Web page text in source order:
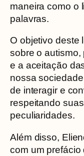
maneira como o
palavras.
O objetivo deste
sobre o
e a aceitação
nossa
de interagir e
respeitando
peculiaridades.
Além disso,
com um prefácio